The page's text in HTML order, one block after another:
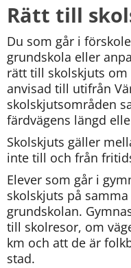
Rätt till
Du som går i
grundskola eller
rätt till skolskjuts
anvisad till utifrån
skolskjutsområden
färdvägens längd
Skolskjuts gäller
inte till och från
Elever som går i
skolskjuts på
grundskolan.
till skolresor, om
km och att de är
stad.